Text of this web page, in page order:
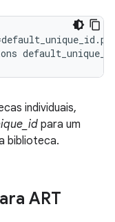
individuais,
para um
biblioteca.
ART